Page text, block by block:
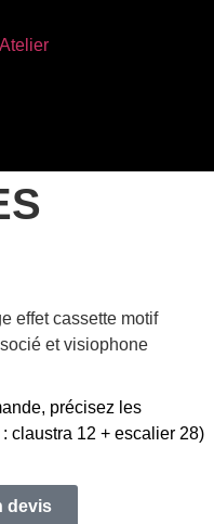
effet cassette motif
et visiophone
précisez les
claustra 12 + escalier 28)
devis